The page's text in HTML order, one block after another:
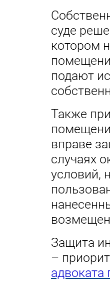
суде
котором
подают
Также
вправе
случаях
условий,
Защита
–